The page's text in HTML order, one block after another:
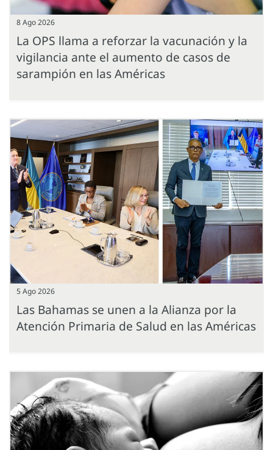
8 Ago 2026
La OPS llama a reforzar la vacunación y la
vigilancia ante el aumento de casos de
sarampión en las Américas
5 Ago 2026
Las Bahamas se unen a la Alianza por la
Atención Primaria de Salud en las Américas